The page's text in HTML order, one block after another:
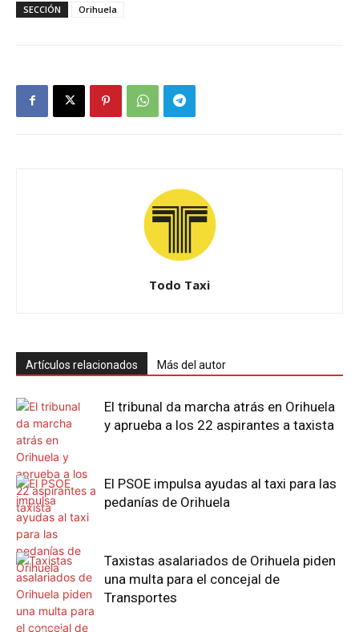
SECCIÓN Orihuela
Todo Taxi
Artículos relacionados Más del autor
El tribunal da marcha atrás en Orihuela
y aprueba a los 22 aspirantes a taxista
El PSOE impulsa ayudas al taxi para las
pedanías de Orihuela
Taxistas asalariados de Orihuela piden
una multa para el concejal de
Transportes